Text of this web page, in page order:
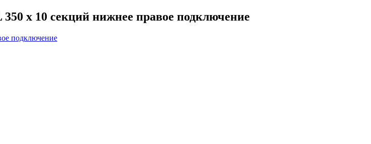
х 10 секций нижнее правое подключение